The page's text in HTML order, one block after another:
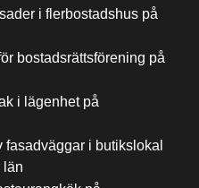
i flerbostadshus på
bostadsrättsförening på
i lägenhet på
i butikslokal
län